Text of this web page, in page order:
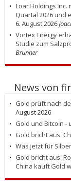
Loar Holdings
Quartal 2026 und
6. August 2026
Vortex Energy
Studie zum
Brunner
News von
Gold prüft nach
August 2026
Gold und Bitcoin -
Gold bricht aus:
Was jetzt für
Gold bricht aus:
China kauft Gold